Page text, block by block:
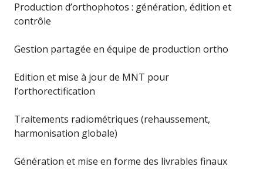
Production d’orthophotos : génération, édition et
contrôle
Gestion partagée en équipe de production ortho
Edition et mise à jour de MNT pour
l’orthorectification
Traitements radiométriques (rehaussement,
harmonisation globale)
Génération et mise en forme des livrables finaux